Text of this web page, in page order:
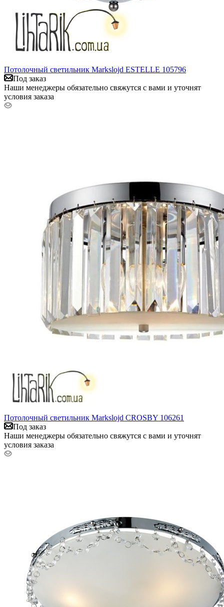
Потолочный светильник Markslojd ESTELLE 105796
Под заказ
Наши менеджеры обязательно свяжутся с вами и уточнят
условия заказа
Потолочный светильник Markslojd CROSBY 106261
Под заказ
Наши менеджеры обязательно свяжутся с вами и уточнят
условия заказа